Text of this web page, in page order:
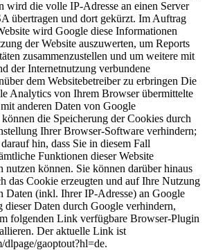
wird die volle IP-Adresse an einen Server
übertragen und dort gekürzt. Im Auftrag
wird Google diese Informationen
der Website auszuwerten, um Reports
zusammenzustellen und um weitere mit
der Internetnutzung verbundene
dem Websitebetreiber zu erbringen Die
Analytics von Ihrem Browser übermittelte
anderen Daten von Google
die Speicherung der Cookies durch
Ihrer Browser-Software verhindern;
hin, dass Sie in diesem Fall
Funktionen dieser Website
können. Sie können darüber hinaus
das Cookie erzeugten und auf Ihre Nutzung
Daten (inkl. Ihrer IP-Adresse) an Google
dieser Daten durch Google verhindern,
folgenden Link verfügbare Browser-Plugin
Der aktuelle Link ist
gaoptout?hl=de.